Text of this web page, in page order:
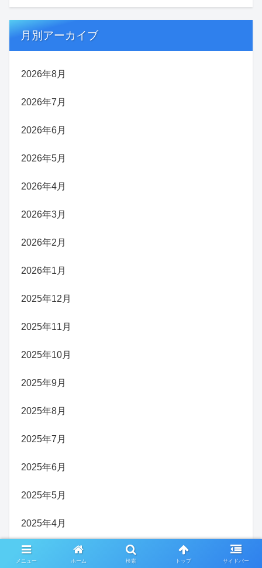
月別アーカイブ
2026年8月
2026年7月
2026年6月
2026年5月
2026年4月
2026年3月
2026年2月
2026年1月
2025年12月
2025年11月
2025年10月
2025年9月
2025年8月
2025年7月
2025年6月
2025年5月
2025年4月
2025年3月
メニュー ホーム 検索 トップ サイドバー